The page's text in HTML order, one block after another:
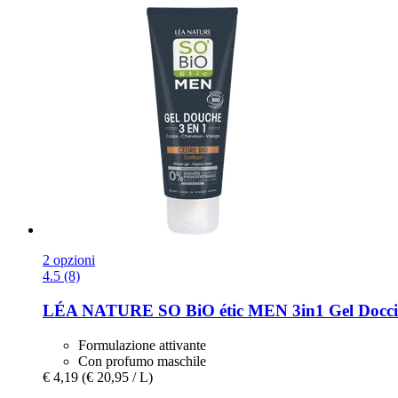
2 opzioni
4.5 (8)
LÉA NATURE SO BiO étic MEN 3in1 Gel
Formulazione attivante
Con profumo maschile
€ 4,19 (€ 20,95 / L)